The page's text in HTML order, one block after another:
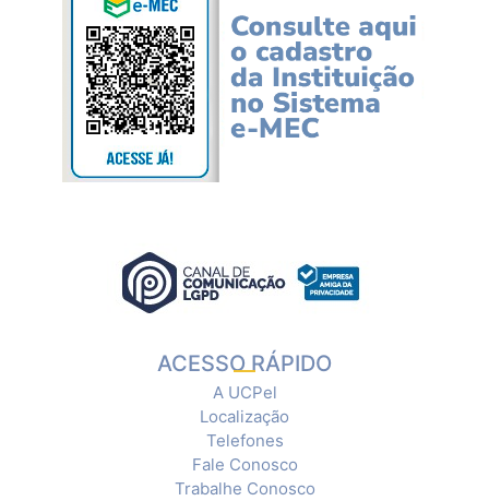
ACESSO RÁPIDO
A UCPel
Localização
Telefones
Fale Conosco
Trabalhe Conosco